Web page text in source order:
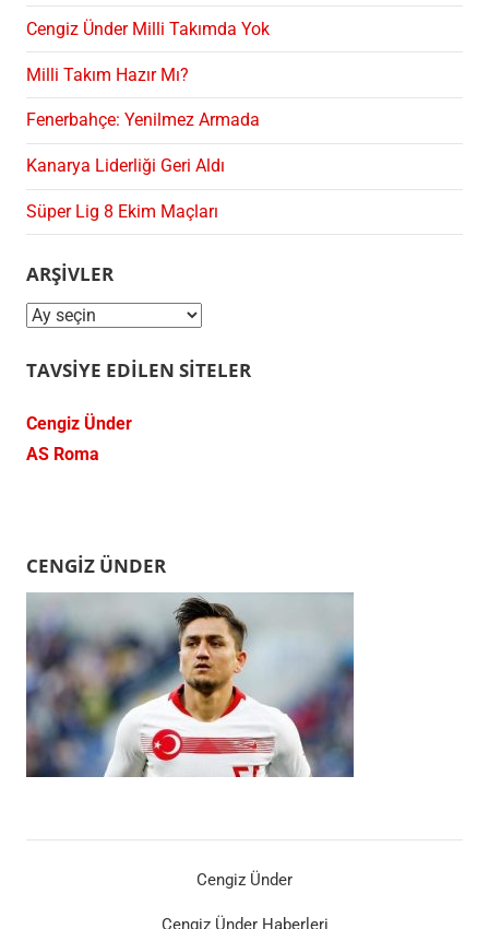
Cengiz Ünder Milli Takımda Yok
Milli Takım Hazır Mı?
Fenerbahçe: Yenilmez Armada
Kanarya Liderliği Geri Aldı
Süper Lig 8 Ekim Maçları
ARŞIVLER
Arşivler
TAVSIYE EDILEN SITELER
Cengiz Ünder
AS Roma
CENGIZ ÜNDER
Cengiz Ünder
Cengiz Ünder Haberleri